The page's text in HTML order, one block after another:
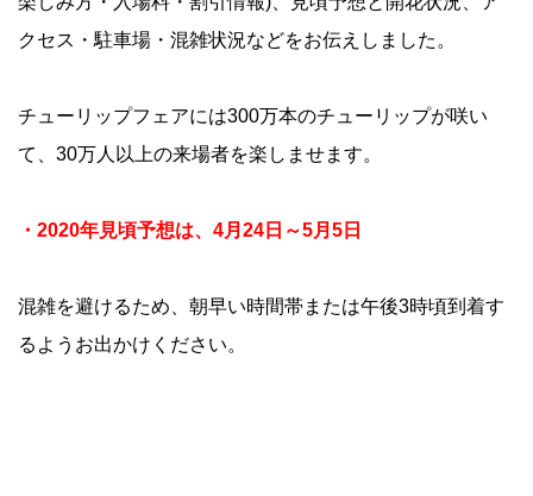
クセス・駐車場・混雑状況などをお伝えしました。
チューリップフェアには300万本のチューリップが咲い
て、30万人以上の来場者を楽しませます。
・2020年見頃予想は、4月24日～5月5日
混雑を避けるため、朝早い時間帯または午後3時頃到着す
るようお出かけください。